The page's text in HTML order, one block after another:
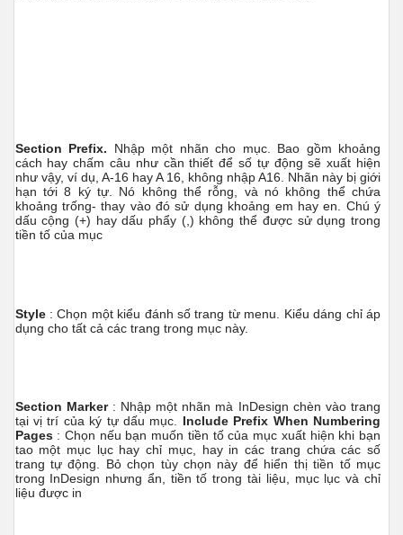
Section Prefix. Nhập một nhãn cho mục. Bao gồm khoảng
cách hay chấm câu như cần thiết để số tự động sẽ xuất hiện
như vậy, ví dụ, A-16 hay A 16, không nhập A16. Nhãn này bị giới
hạn tới 8 ký tự. Nó không thể rỗng, và nó không thể chứa
khoảng trống- thay vào đó sử dụng khoảng em hay en. Chú ý
dấu cộng (+) hay dấu phẩy (,) không thể được sử dụng trong
tiền tố của mục
Style : Chọn một kiểu đánh số trang từ menu. Kiểu dáng chỉ áp
dụng cho tất cả các trang trong mục này.
Section Marker : Nhập một nhãn mà InDesign chèn vào trang
tại vị trí của ký tự dấu mục. Include Prefix When Numbering
Pages : Chọn nếu bạn muốn tiền tố của mục xuất hiện khi bạn
tao một mục lục hay chỉ mục, hay in các trang chứa các số
trang tự động. Bỏ chọn tùy chọn này để hiển thị tiền tố mục
trong InDesign nhưng ẩn, tiền tố trong tài liệu, mục lục và chỉ
liệu được in